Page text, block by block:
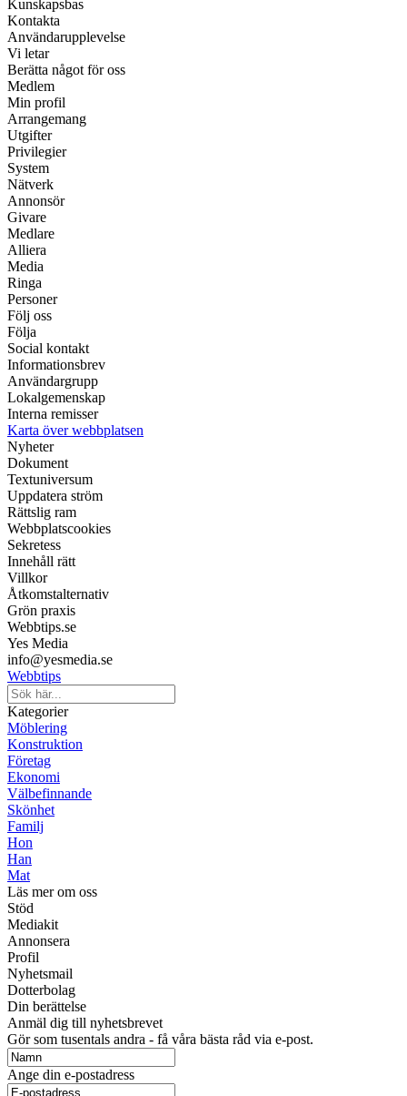
Kunskapsbas
Kontakta
Användarupplevelse
Vi letar
Berätta något för oss
Medlem
Min profil
Arrangemang
Utgifter
Privilegier
System
Nätverk
Annonsör
Givare
Medlare
Alliera
Media
Ringa
Personer
Följ oss
Följa
Social kontakt
Informationsbrev
Användargrupp
Lokalgemenskap
Interna remisser
Karta över webbplatsen
Nyheter
Dokument
Textuniversum
Uppdatera ström
Rättslig ram
Webbplatscookies
Sekretess
Innehåll rätt
Villkor
Åtkomstalternativ
Grön praxis
Webbtips.se
Yes Media
info@yesmedia.se
Webbtips
Kategorier
Möblering
Konstruktion
Företag
Ekonomi
Välbefinnande
Skönhet
Familj
Hon
Han
Mat
Läs mer om oss
Stöd
Mediakit
Annonsera
Profil
Nyhetsmail
Dotterbolag
Din berättelse
Anmäl dig till nyhetsbrevet
Gör som tusentals andra - få våra bästa råd via e-post.
Ange din e-postadress